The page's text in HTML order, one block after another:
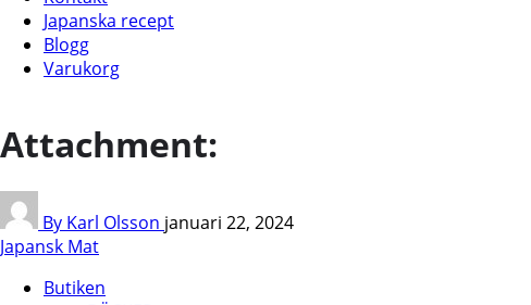
Japanska recept
Blogg
Varukorg
Attachment:
By Karl Olsson januari 22, 2024
Japansk Mat
Butiken